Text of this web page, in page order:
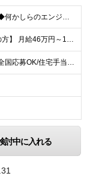
◆学歴不問 / 第二新卒歓迎 ◆何かしらのエンジニア経験をお持ちの方 （言語・期間・フェーズ不問） 経験浅めの方も遠慮なくご応募ください！ ■入社前Q＆A ────── ◎実力に見合った報酬が手に
【エンジニア経験6年以上の方】 月給46万円～100万円（固定残業代含む） ※上記月給には月30時間分の固定残業代（月8万7,400円～月19万円）を含む。超過分は全額支給。 【エンジニア経験4年以
★フルリモート勤務も可（全国応募OK/住宅手当を支給します） ※案件によって常駐が必要になる場合があります。 ※希望がない限り、転勤はありません ※U・Iターン歓迎 ★ルトラの社員は全国各地で活躍中
討中に入れる